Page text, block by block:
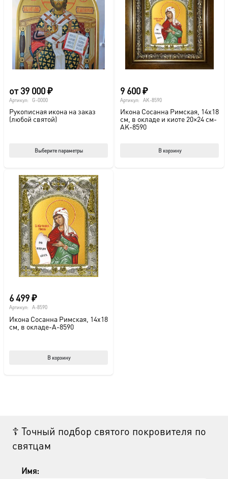
от39 000₽
Артикул: G-0000
Рукописная икона на заказ
(любой святой)
Выберите параметры
9 600₽
Артикул: AK-8590
Икона Сосанна Римская, 14х18
см, в окладе и киоте 20×24 см-
AK-8590
В корзину
6 499₽
Артикул: A-8590
Икона Сосанна Римская, 14х18
см, в окладе-A-8590
В корзину
☦ Точный подбор святого покровителя по
святцам
Имя: